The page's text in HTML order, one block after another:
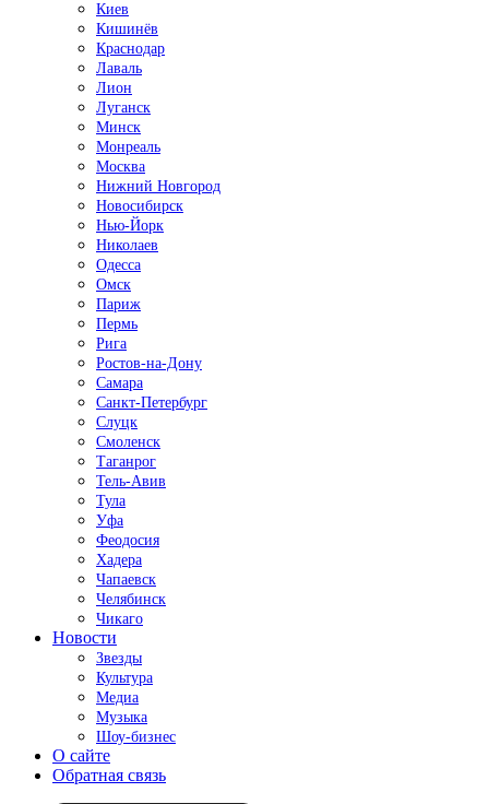
Киев
Кишинёв
Краснодар
Лаваль
Лион
Луганск
Минск
Монреаль
Москва
Нижний Новгород
Новосибирск
Нью-Йорк
Николаев
Одесса
Омск
Париж
Пермь
Рига
Ростов-на-Дону
Самара
Санкт-Петербург
Слуцк
Смоленск
Таганрог
Тель-Авив
Тула
Уфа
Феодосия
Хадера
Чапаевск
Челябинск
Чикаго
Новости
Звезды
Культура
Медиа
Музыка
Шоу-бизнес
О сайте
Обратная связь